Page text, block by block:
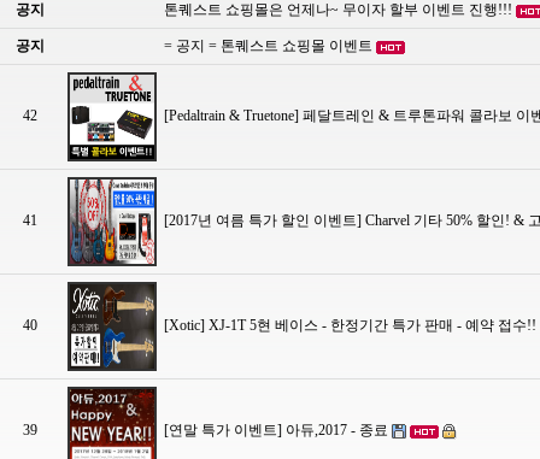
공지 톤퀘스트 쇼핑몰은 언제나~ 무이자 할부 이벤트 진행!!!
공지 = 공지 = 톤퀘스트 쇼핑몰 이벤트
42 [Pedaltrain & Truetone] 페달트레인 & 트루톤파워 콜라보
41 [2017년 여름 특가 할인 이벤트] Charvel 기타 50% 할인! &
40 [Xotic] XJ-1T 5현 베이스 - 한정기간 특가 판매 - 예약 접수!!
39 [연말 특가 이벤트] 아듀,2017 - 종료